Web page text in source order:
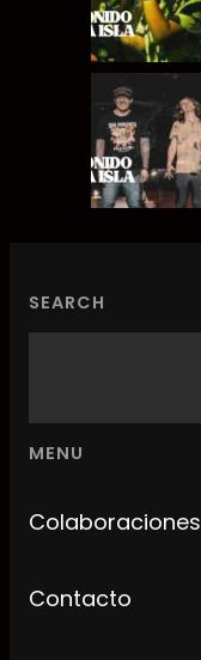
SEARCH
MENU
Colaboraciones
Contacto